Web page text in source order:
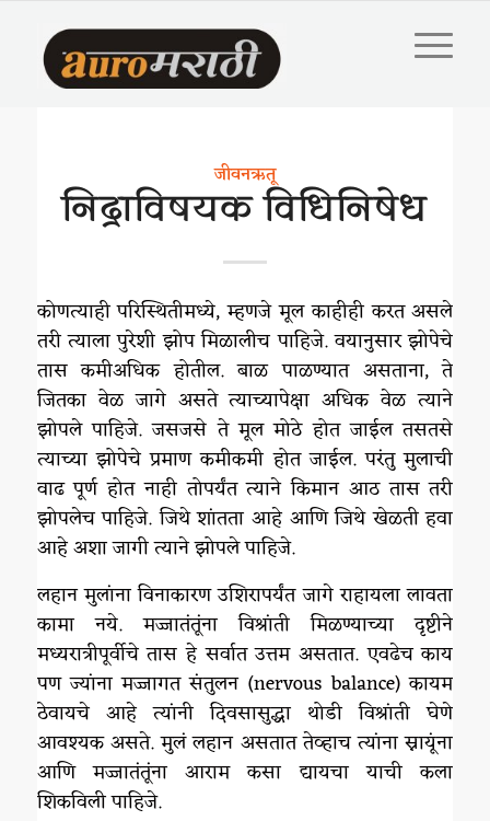
जीवनऋतू
निद्राविषयक विधिनिषेध
कोणत्याही परिस्थितीमध्ये, म्हणजे मूल काहीही करत असले
तरी त्याला पुरेशी झोप मिळालीच पाहिजे. वयानुसार झोपेचे
तास कमीअधिक होतील. बाळ पाळण्यात असताना, ते
जितका वेळ जागे असते त्याच्यापेक्षा अधिक वेळ त्याने
झोपले पाहिजे. जसजसे ते मूल मोठे होत जाईल तसतसे
त्याच्या झोपेचे प्रमाण कमीकमी होत जाईल. परंतु मुलाची
वाढ पूर्ण होत नाही तोपर्यंत त्याने किमान आठ तास तरी
झोपलेच पाहिजे. जिथे शांतता आहे आणि जिथे खेळती हवा
आहे अशा जागी त्याने झोपले पाहिजे.
लहान मुलांना विनाकारण उशिरापर्यंत जागे राहायला लावता
कामा नये. मज्जातंतूंना विश्रांती मिळण्याच्या दृष्टीने
मध्यरात्रीपूर्वीचे तास हे सर्वात उत्तम असतात. एवढेच काय
पण ज्यांना मज्जागत संतुलन (nervous balance) कायम
ठेवायचे आहे त्यांनी दिवसासुद्धा थोडी विश्रांती घेणे
आवश्यक असते. मुलं लहान असतात तेव्हाच त्यांना स्नायूंना
आणि मज्जातंतूंना आराम कसा द्यायचा याची कला
शिकविली पाहिजे.